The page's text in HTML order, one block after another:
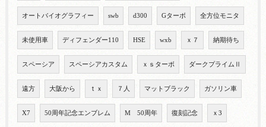
オートバイオグラフィー swb d300 Gターボ 全方位モニタ
未使用車 ディフェンダー110 HSE wxb ｘ７ 納期待ち
スペーシア スペーシアカスタム ｘｓターボ ダークプライムⅡ
遠方 大阪から ｔｘ ７人 マットブラック ガソリン車
X7 50周年記念エンブレム M 50周年 復刻記念 ｘ3